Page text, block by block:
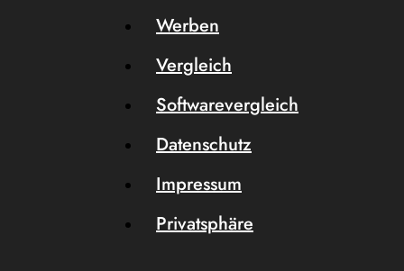
Werben
Vergleich
Softwarevergleich
Datenschutz
Impressum
Privatsphäre